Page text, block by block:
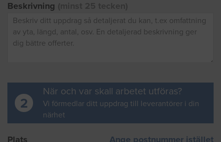
Beskrivning
2
När och var skall arbetet utföras?
Vi förmedlar ditt uppdrag till leverantörer i din
närhet
Plats Ange postnummer istället